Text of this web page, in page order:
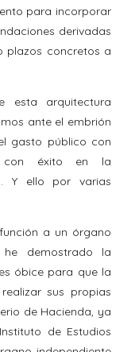
para incorporar
derivadas
plazos concretos a
esta arquitectura
ante el embrión
gasto público con
con éxito en la
Y ello por varias
a un órgano
demostrado la
óbice para que la
sus propias
de Hacienda, ya
de Estudios